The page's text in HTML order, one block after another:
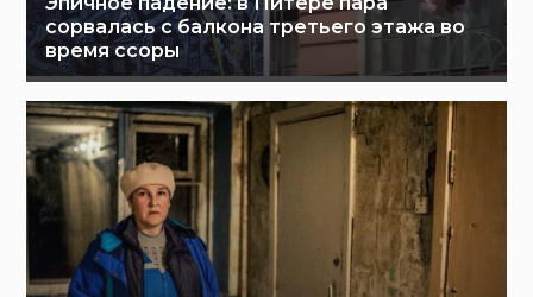
сорвалась с балкона третьего этажа во
время ссоры